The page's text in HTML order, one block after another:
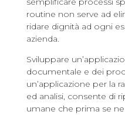
routine non serve ad
ridare dignità ad ogni
azienda.
Sviluppare
documentale e dei
un’applicazione per la
ed analisi, consente di
umane che prima se